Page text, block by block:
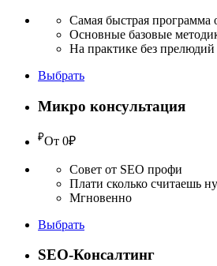
Самая быстрая программа
Основные базовые
На практике без прелюдий
Выбрать
Микро консультация
₽От 0₽
Совет от SEO профи
Плати сколько считаешь
Мгновенно
Выбрать
SEO-Консалтинг